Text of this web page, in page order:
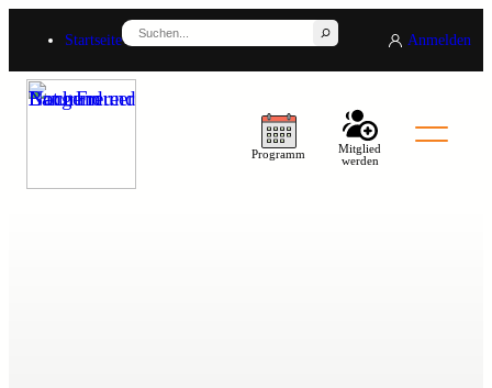
Startseite
Suchen
Anmelden
Programm
Mitglied
werden